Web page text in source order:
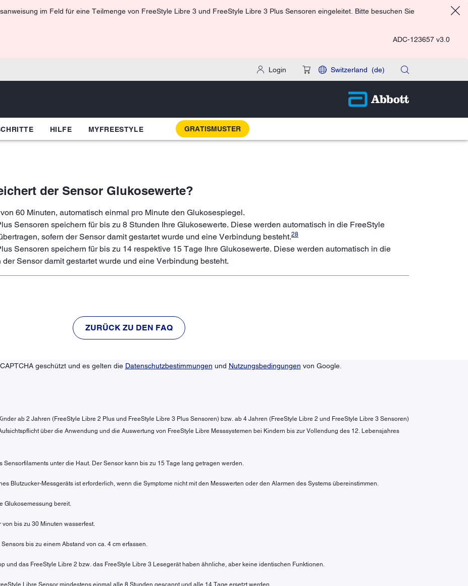
im Feld für eine Teilmenge von FreeStyle Libre 3 und FreeStyle Libre 3 Plus Sensoren eingeleitet. Bitte besuchen Sie
ADC-123657 v3.0
Login Switzerland (de)
HILFE MYFREESTYLE GRATISMUSTER
der Sensor Glukosewerte?
60 Minuten, automatisch einmal pro Minute den Glukosespiegel.
Sensoren speichern für bis zu 8 Stunden Ihre Glukosewerte. Diese werden automatisch in die FreeStyle
sofern der Sensor damit gestartet wurde und eine Verbindung besteht.28
Sensoren speichern für bis zu 14 respektive 15 Tage Ihre Glukosewerte. Diese werden automatisch in die
der Sensor damit gestartet wurde und eine Verbindung besteht.
ZURÜCK ZU DEN FAQ
geschützt und es gelten die Datenschutzbestimmungen und Nutzungsbedingungen von Google.
ab 2 Jahren (FreeStyle Libre 2 Plus und FreeStyle Libre 3 Plus Sensoren) bzw. ab 4 Jahren (FreeStyle Libre 2 und FreeStyle Libre 3 Sensoren)
über die Anwendung und die Auswertung von FreeStyle Libre Messsystemen bei Kindern bis zur Vollendung des 12. Lebensjahres
Sensorfilaments unter die Haut. Der Sensor kann bis zu 15 Tage lang getragen werden.
Blutzucker-Messgeräts ist erforderlich, wenn die Symptome nicht mit den Messwerten oder den Alarmen des Systems übereinstimmen.
Glukosemessung bereit.
bis zu 30 Minuten wasserfest.
bis zu einem Abstand von ca. 4 cm erfassen.
und das FreeStyle Libre 2 bzw. das FreeStyle Libre 3 Lesegerät haben ähnliche, aber keine identischen Funktionen.
Libre Sensor mindestens einmal alle 8 Stunden gescannt und alle 14 Tage ersetzt werden.